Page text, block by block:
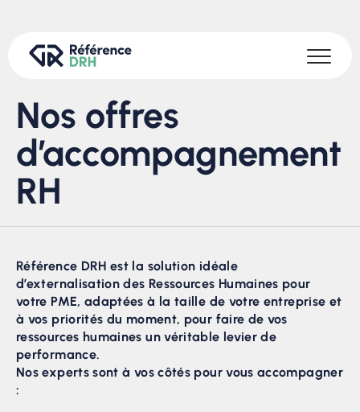
Nos offres
d’accompagnement
RH
Référence DRH est la solution idéale
d’externalisation des Ressources Humaines pour
votre PME, adaptées à la taille de votre entreprise et
à vos priorités du moment, pour faire de vos
ressources humaines un véritable levier de
performance.
Nos experts sont à vos côtés pour vous accompagner
: